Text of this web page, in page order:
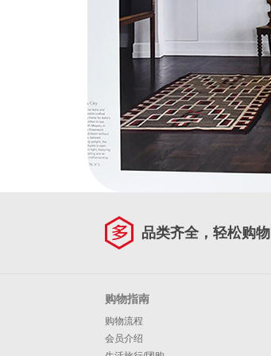
品类齐全，轻松购物
购物指南
购物流程
会员介绍